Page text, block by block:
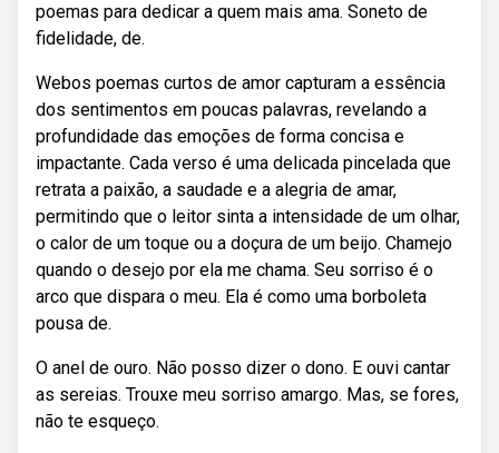
poemas para dedicar a quem mais ama. Soneto de
fidelidade, de.
Webos poemas curtos de amor capturam a essência
dos sentimentos em poucas palavras, revelando a
profundidade das emoções de forma concisa e
impactante. Cada verso é uma delicada pincelada que
retrata a paixão, a saudade e a alegria de amar,
permitindo que o leitor sinta a intensidade de um olhar,
o calor de um toque ou a doçura de um beijo. Chamejo
quando o desejo por ela me chama. Seu sorriso é o
arco que dispara o meu. Ela é como uma borboleta
pousa de.
O anel de ouro. Não posso dizer o dono. E ouvi cantar
as sereias. Trouxe meu sorriso amargo. Mas, se fores,
não te esqueço.